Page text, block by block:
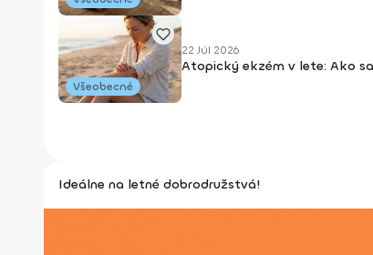
Všeobecné
22 Júl 2026
Atopický ekzém v lete: Ako
Ideálne na letné dobrodružstvá!